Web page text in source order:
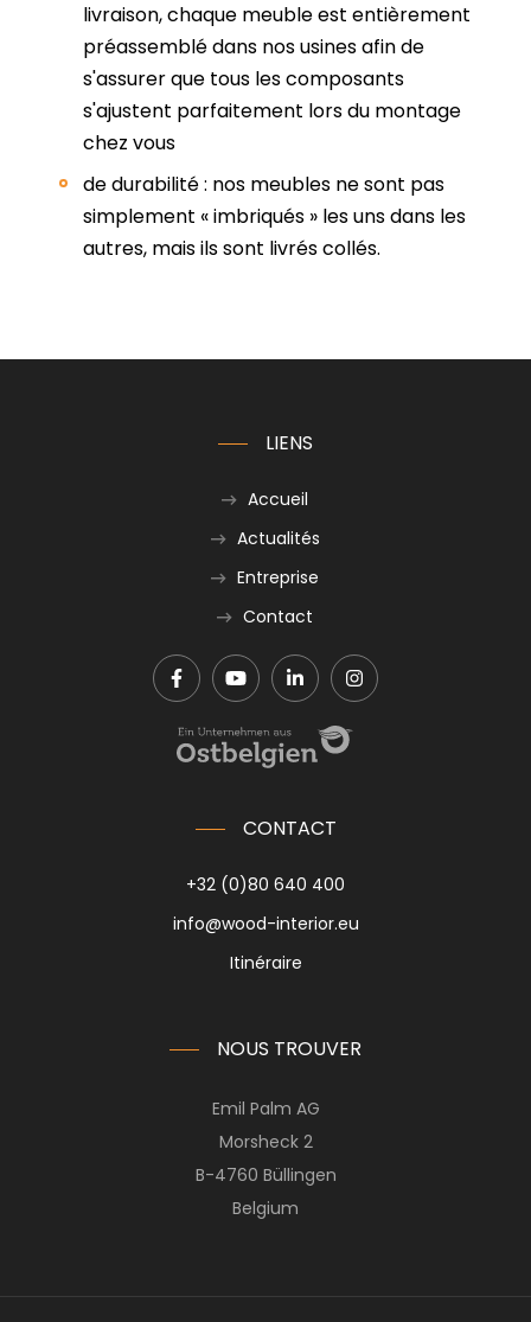
livraison, chaque meuble est entièrement
préassemblé dans nos usines afin de
s'assurer que tous les composants
s'ajustent parfaitement lors du montage
chez vous
de durabilité : nos meubles ne sont pas
simplement « imbriqués » les uns dans les
autres, mais ils sont livrés collés.
LIENS
Accueil
Actualités
Entreprise
Contact
CONTACT
+32 (0)80 640 400
info@wood-interior.eu
Itinéraire
NOUS TROUVER
Emil Palm AG
Morsheck 2
B-4760 Büllingen
Belgium